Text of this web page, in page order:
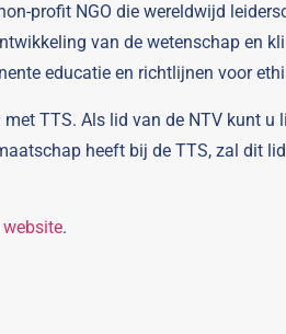
profit NGO die wereldwijd
van de wetenschap en
educatie en richtlijnen voor
TTS. Als lid van de NTV kunt u
heeft bij de TTS, zal dit
website.